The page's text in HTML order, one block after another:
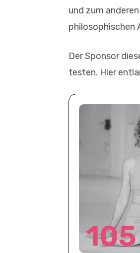
und zum
philosophischen
Der Sponsor
testen. Hier